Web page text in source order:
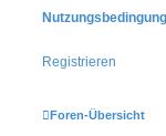
Registrieren
Foren-Übersicht